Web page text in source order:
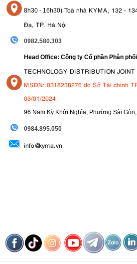
8h30 - 16h30) Toà nhà KYMA, 132 -
Đa, TP. Hà Nội
0982.580.303
Head Office: Công ty Cổ phần Phân
TECHNOLOGY DISTRIBUTION
MSDN: 0318238276 do Sở Tài chính
03/01/2024
96 Nam Kỳ Khởi Nghĩa, Phường Sài Gòn,
0984.895.050
info@kyma.vn